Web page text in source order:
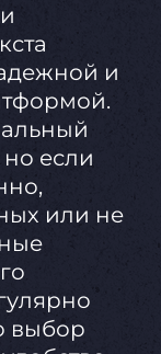
и
если
или не
выбор